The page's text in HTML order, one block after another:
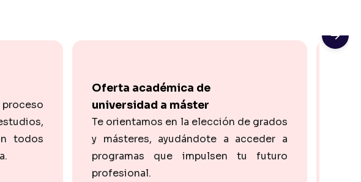
todos
Oferta académica de
universidad a máster
Te orientamos en la elección de grados
y másteres, ayudándote a acceder a
programas que impulsen tu futuro
profesional.